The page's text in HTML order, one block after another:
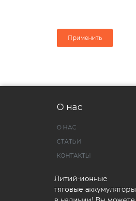
Применить
О нас
О НАС
СТАТЬИ
КОНТАКТЫ
Литий-ионные
тяговые аккумуляторы